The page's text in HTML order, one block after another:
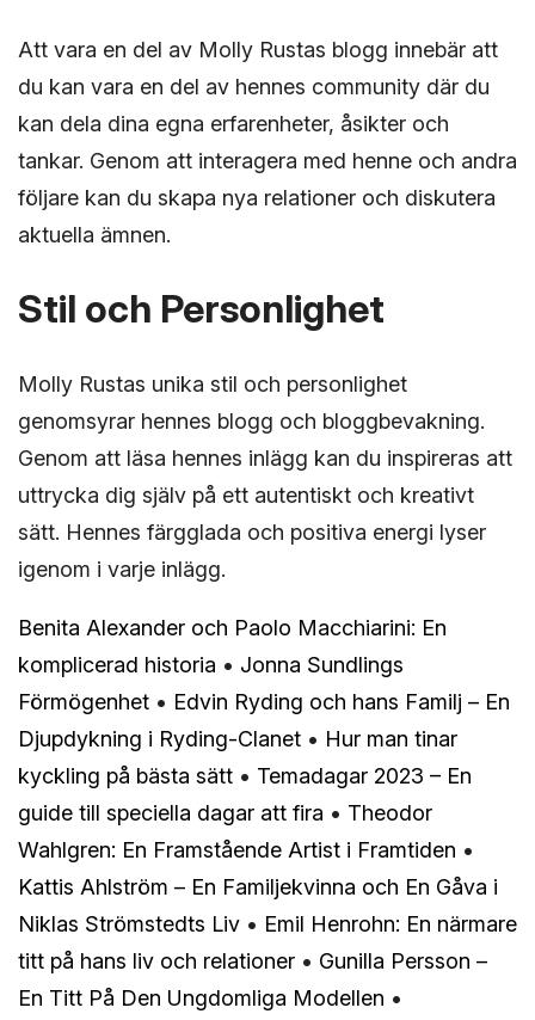
Att vara en del av Molly Rustas blogg innebär att
du kan vara en del av hennes community där du
kan dela dina egna erfarenheter, åsikter och
tankar. Genom att interagera med henne och andra
följare kan du skapa nya relationer och diskutera
aktuella ämnen.
Stil och Personlighet
Molly Rustas unika stil och personlighet
genomsyrar hennes blogg och bloggbevakning.
Genom att läsa hennes inlägg kan du inspireras att
uttrycka dig själv på ett autentiskt och kreativt
sätt. Hennes färgglada och positiva energi lyser
igenom i varje inlägg.
Benita Alexander och Paolo Macchiarini: En
komplicerad historia • Jonna Sundlings
Förmögenhet • Edvin Ryding och hans Familj – En
Djupdykning i Ryding-Clanet • Hur man tinar
kyckling på bästa sätt • Temadagar 2023 – En
guide till speciella dagar att fira • Theodor
Wahlgren: En Framstående Artist i Framtiden •
Kattis Ahlström – En Familjekvinna och En Gåva i
Niklas Strömstedts Liv • Emil Henrohn: En närmare
titt på hans liv och relationer • Gunilla Persson –
En Titt På Den Ungdomliga Modellen •